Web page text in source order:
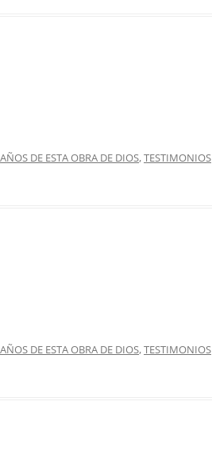
DE ESTA OBRA DE DIOS,TESTIMONIOS
DE ESTA OBRA DE DIOS,TESTIMONIOS